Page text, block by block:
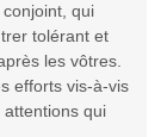
qui
tolérant et
les vôtres.
efforts vis-à-vis
qui